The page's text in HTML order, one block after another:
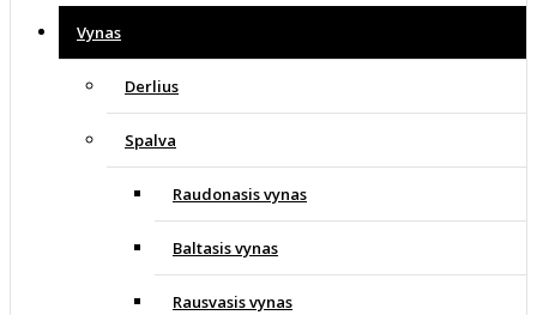
Vynas
Derlius
Spalva
Raudonasis vynas
Baltasis vynas
Rausvasis vynas